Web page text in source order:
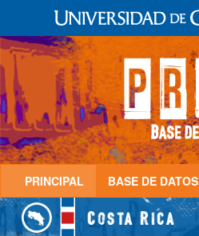
PRINCIPAL BASE DE DATOS